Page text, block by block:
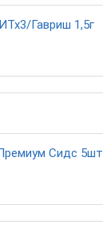
Гавриш 1,5г
Сидс 5шт